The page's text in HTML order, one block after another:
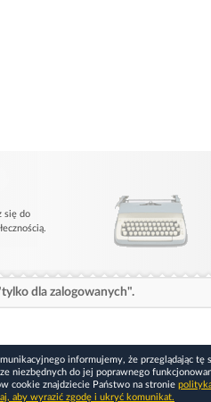
się do
dla zalogowanych".
informujemy, że przeglądając tę
niezbędnych do jej poprawnego
cookie znajdziecie Państwo na stronie
aby wyrazić zgodę i ukryć komunikat.